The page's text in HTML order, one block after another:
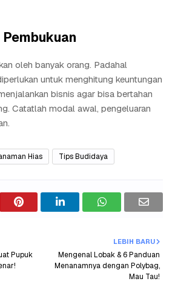
oleh banyak orang. Padahal
untuk menghitung keuntungan
bisnis agar bisa bertahan
Catatlah modal awal, pengeluaran
Hias Tips Budidaya
LEBIH BARU
Mengenal Lobak & 6 Panduan
Menanamnya dengan Polybag,
Mau Tau!
Pupuk